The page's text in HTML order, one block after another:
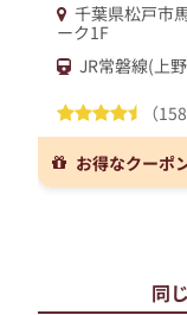
千葉県松戸市
ーク1F
JR常磐線(上
（
お得なクーポ
同